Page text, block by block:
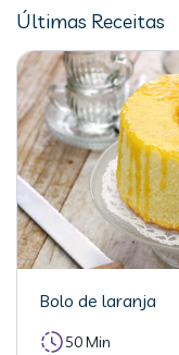
Últimas Receitas
Bolo de laranja
50 Min